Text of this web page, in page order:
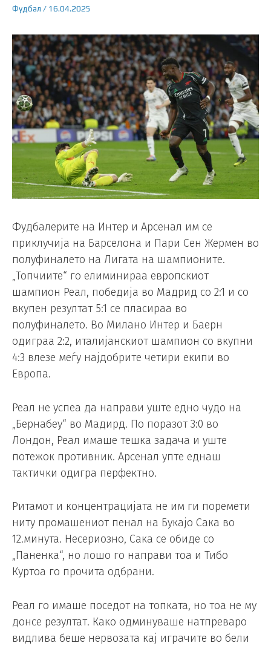
Фудбал / 16.04.2025
Фудбалерите на Интер и Арсенал им се
приклучија на Барселона и Пари Сен Жермен во
полуфиналето на Лигата на шампионите.
„Топчиите“ го елиминираа европскиот
шампион Реал, победија во Мадрид со 2:1 и со
вкупен резултат 5:1 се пласираа во
полуфиналето. Во Милано Интер и Баерн
одиграа 2:2, италијанскиот шампион со вкупни
4:3 влезе меѓу најдобрите четири екипи во
Европа.
Реал не успеа да направи уште едно чудо на
„Бернабеу“ во Мадирд. По поразот 3:0 во
Лондон, Реал имаше тешка задача и уште
потежок противник. Арсенал упте еднаш
тактички одигра перфектно.
Ритамот и концентрацијата не им ги поремети
ниту промашениот пенал на Букајо Сака во
12.минута. Несериозно, Сака се обиде со
„Паненка“, но лошо го направи тоа и Тибо
Куртоа го прочита одбрани.
Реал го имаше поседот на топката, но тоа не му
донсе резултат. Како одминуваше натпреваро
видлива беше нервозата кај играчите во бели